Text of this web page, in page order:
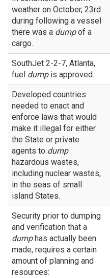
weather on October, 23rd
during following a vessel
there was a dumpof a
cargo.
SouthJet 2-2-7, Atlanta,
fuel dumpis approved.
Developed countries
needed to enact and
enforce laws that would
make it illegal for either
the State or private
agents to dump
hazardous wastes,
including nuclear wastes,
in the seas of small
island States.
Security prior to dumping
and verification that a
dumphas actually been
made, requires a certain
amount of planning and
resources: